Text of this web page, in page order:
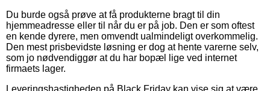
Du burde også prøve at få produkterne bragt til din
hjemmeadresse eller til når du er på job. Den er som oftest
en kende dyrere, men omvendt ualmindeligt overkommelig.
Den mest prisbevidste løsning er dog at hente varerne selv,
som jo nødvendiggør at du har bopæl lige ved internet
firmaets lager.
Leveringshastigheden på Black Friday kan vise sig at være